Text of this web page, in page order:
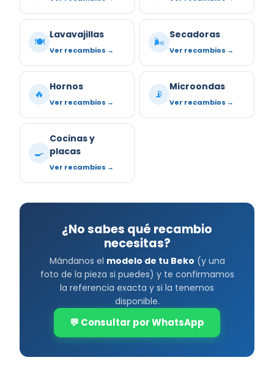
🍽️
Lavavajillas
Ver recambios →
🌬️
Secadoras
Ver recambios →
🔥
Hornos
Ver recambios →
📡
Microondas
Ver recambios →
🍳
Cocinas y
placas
Ver recambios →
¿No sabes qué recambio
necesitas?
Mándanos el modelo de tu Beko (y una
foto de la pieza si puedes) y te confirmamos
la referencia exacta y si la tenemos
disponible.
💬 Consultar por WhatsApp